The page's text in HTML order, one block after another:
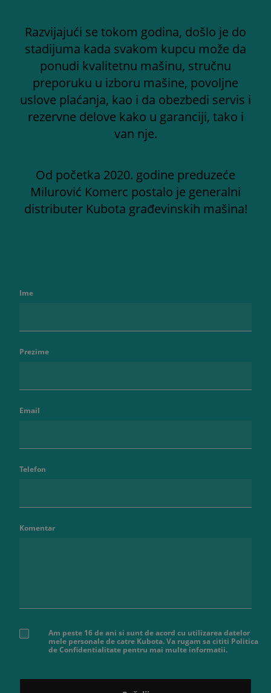
Razvijajući se tokom godina, došlo je do
stadijuma kada svakom kupcu može da
ponudi kvalitetnu mašinu, stručnu
preporuku u izboru mašine, povoljne
uslove plaćanja, kao i da obezbedi servis i
rezervne delove kako u garanciji, tako i
van nje.
Od početka 2020. godine preduzeće
Milurović Komerc postalo je generalni
distributer Kubota građevinskih mašina!
Ime
Prezime
Email
Telefon
Komentar
Am peste 16 de ani si sunt de acord cu utilizarea datelor
mele personale de catre Kubota. Va rugam sa cititi Politica
de Confidentialitate pentru mai multe informatii.